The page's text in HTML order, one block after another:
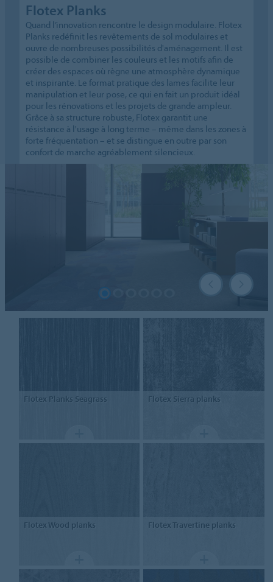
Flotex Planks
Quand l’innovation rencontre le design modulaire. Flotex
Planks redéfinit les revêtements de sol modulaires et
ouvre de nombreuses possibilités d'aménagement. Il est
possible de combiner les couleurs et les motifs afin de
créer des espaces où règne une atmosphère dynamique
et inspirante. Le format pratique des lames facilite leur
manipulation et leur pose, ce qui en fait un produit idéal
pour les rénovations et les projets de grande ampleur.
Grâce à sa structure robuste, Flotex garantit une
résistance à l'usage à long terme – même dans les zones à
forte fréquentation – et se distingue en outre par son
confort de marche agréablement silencieux.
Flotex Planks Seagrass Flotex Sierra planks
Flotex Wood planks FlotexTravertine planks